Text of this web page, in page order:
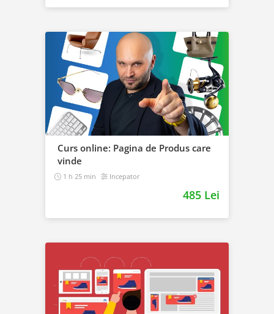
Curs online: Pagina de Produs care
vinde
1 h 25 min Incepator
485 Lei